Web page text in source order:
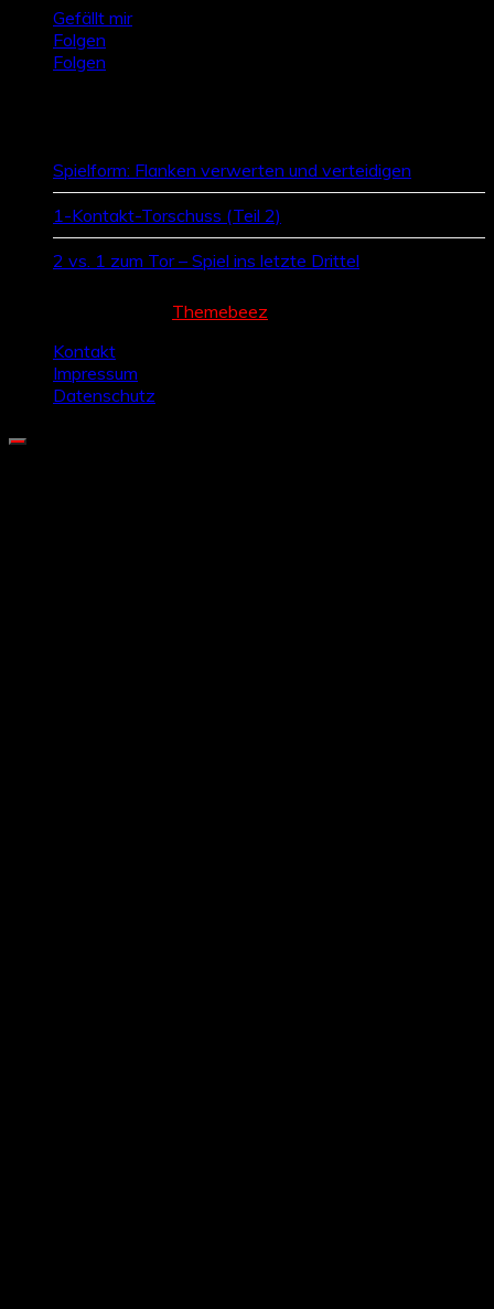
Gefällt mir
Folgen
Folgen
Spielform: Flanken verwerten und verteidigen
1-Kontakt-Torschuss (Teil 2)
2 vs. 1 zum Tor – Spiel ins letzte Drittel
Themebeez
Kontakt
Impressum
Datenschutz